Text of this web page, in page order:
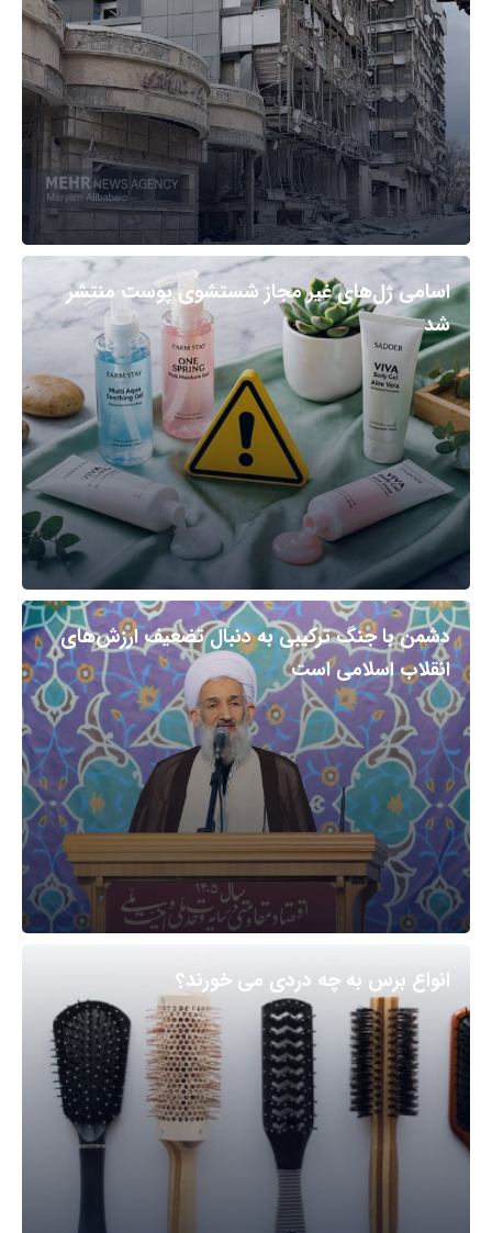
اسامی ژل‌های غیر مجاز شستشوی پوست منتشر
شد
دشمن با جنگ ترکیبی به دنبال تضعیف ارزش‌های
انقلاب اسلامی است
انواع برس به چه دردی می خورند؟